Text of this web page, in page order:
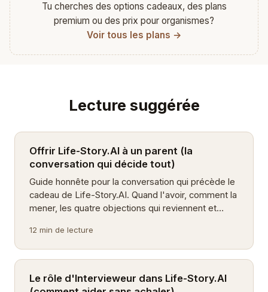
Tu cherches des options cadeaux, des plans
premium ou des prix pour organismes?
Voir tous les plans →
Lecture suggérée
Offrir Life-Story.AI à un parent (la
conversation qui décide tout)
Guide honnête pour la conversation qui précède le
cadeau de Life-Story.AI. Quand l'avoir, comment la
mener, les quatre objections qui reviennent et
12 min de lecture
Le rôle d'Intervieweur dans Life-Story.AI